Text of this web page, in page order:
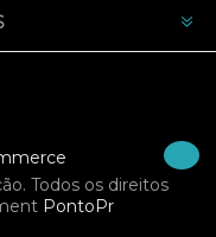
Todos os direitos
PontoPr